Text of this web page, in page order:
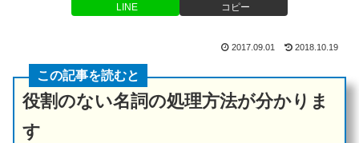
LINE コピー
2017.09.01 2018.10.19
この記事を読むと
役割のない名詞の処理方法が分かりま
す